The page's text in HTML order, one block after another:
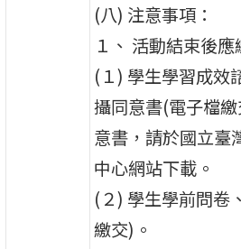
(八) 注意事項：
１、 活動結束後應
(１) 學生學習成效
攝同意書(電子檔
意書，請於國立臺
中心網站下載。
(２) 學生學前問卷
繳交)。